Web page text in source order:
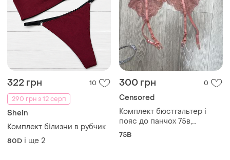
322 грн
10
290 грн з 12 серп
Shein
Комплект білизни в рубчик
80D і ще 2
300 грн 0
Censored
Комплект бюстгальтер і
пояс до панчох 75в,
censored
75B